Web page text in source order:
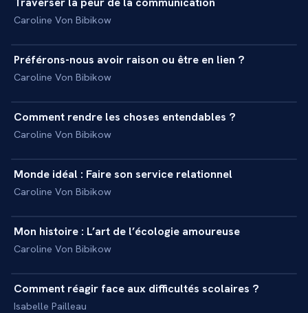
INTERVIEW
Caroline Von Bibikow
INTERVIEW
Préférons-nous avoir raison ou être en lien ?
Caroline Von Bibikow
INTERVIEW
Comment rendre les choses entendables ?
Caroline Von Bibikow
INTERVIEW
Monde idéal : Faire son service relationnel
Caroline Von Bibikow
INTERVIEW
Mon histoire : L’art de l’écologie amoureuse
Caroline Von Bibikow
INTERVIEW
Comment réagir face aux difficultés scolaires ?
Isabelle Pailleau